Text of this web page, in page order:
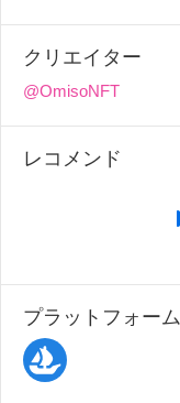
クリエイター
@OmisoNFT
レコメンド
プラットフォーム